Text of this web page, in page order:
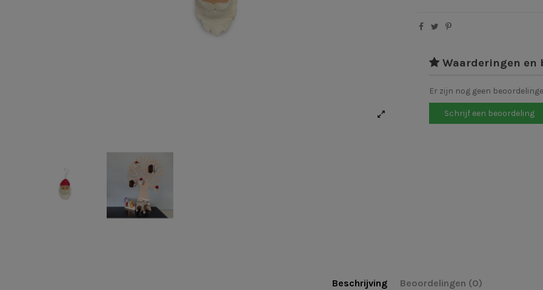
Waarderingen en
Er zijn nog geen
Schrijf een beoordeling
Beschrijving Beoordelingen (0)